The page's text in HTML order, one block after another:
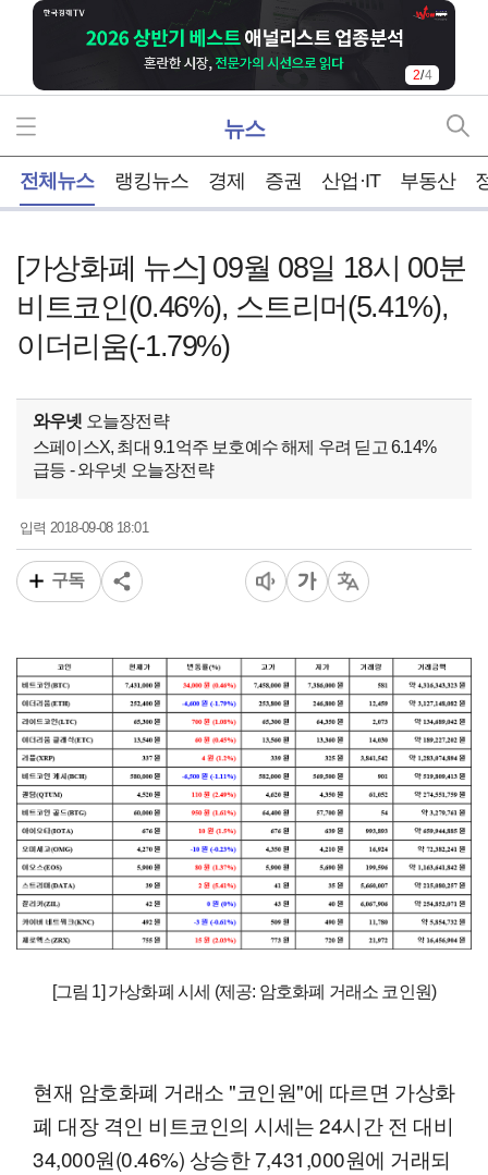
2/4
뉴스
전체뉴스 랭킹뉴스 경제 증권 산업·IT 부동산
[가상화폐 뉴스] 09월 08일 18시 00분
비트코인(0.46%), 스트리머(5.41%),
이더리움(-1.79%)
와우넷 오늘장전략
스페이스X, 최대 9.1억주 보호예수 해제 우려 딛고 6.14%
급등 - 와우넷 오늘장전략
입력 2018-09-08 18:01
구독
[그림 1] 가상화폐 시세 (제공: 암호화폐 거래소 코인원)
현재 암호화폐 거래소 "코인원"에 따르면 가상화
폐 대장 격인 비트코인의 시세는 24시간 전 대비
34,000원(0.46%) 상승한 7,431,000원에 거래되